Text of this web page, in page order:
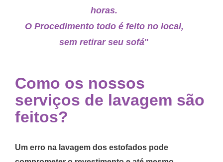
horas.
O Procedimento todo é feito no local,
sem retirar seu sofá"
Como os nossos
serviços de lavagem são
feitos?
Um erro na lavagem dos estofados pode